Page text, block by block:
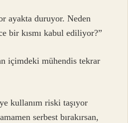
ayakta duruyor. Neden
bir kısmı kabul ediliyor?”
içimdeki mühendis tekrar
kullanım riski taşıyor
serbest bırakırsan,